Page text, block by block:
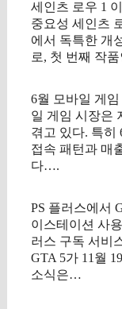
세인츠 로우 1
중요성 세인츠
에서 독특한 개
로, 첫 번째 작
6월 모바일 게
일 게임 시장은
겪고 있다. 특히
접속 패턴과 매
다….
PS 플러스에서
이스테이션 사
러스 구독 서비
GTA 5가 11월
소식은…